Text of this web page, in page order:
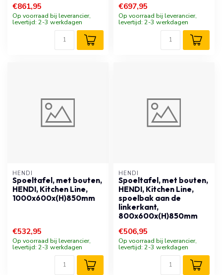
€861,95
Op voorraad bij leverancier,
levertijd: 2-3 werkdagen
€697,95
Op voorraad bij leverancier,
levertijd: 2-3 werkdagen
HENDI
Spoeltafel, met bouten,
HENDI, Kitchen Line,
1000x600x(H)850mm
€532,95
Op voorraad bij leverancier,
levertijd: 2-3 werkdagen
HENDI
Spoeltafel, met bouten,
HENDI, Kitchen Line,
spoelbak aan de
linkerkant,
800x600x(H)850mm
€506,95
Op voorraad bij leverancier,
levertijd: 2-3 werkdagen